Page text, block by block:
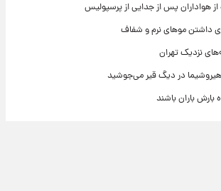
هواداران پس از جدایی از پرسپولیس
داشتن موهای نرم و شفاف
نزدیک تهران
در دیگ قیر می‌جوشید
بارش باران باشند